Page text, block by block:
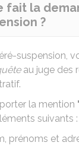
fait la
?
suspension,
au juge des
la mention
suivants :
prénoms et